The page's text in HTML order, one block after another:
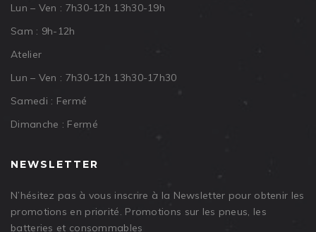
Lun – Ven : 7h30-12h 13h30-19h
Sam : 9h-12h
Atelier
Lun – Ven : 7h30-12h 13h30-17h30
Samedi : Fermé
Dimanche : Fermé
NEWSLETTER
N’hésitez pas à vous inscrire à la Newsletter pour obtenir les
promotions en priorité. Promotions sur les pneus, les
batteries et consommables